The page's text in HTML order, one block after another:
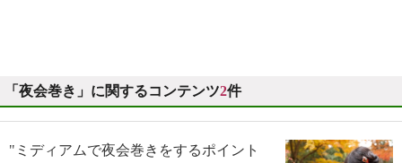
「夜会巻き」に関するコンテンツ2件
"ミディアムで夜会巻きをするポイント